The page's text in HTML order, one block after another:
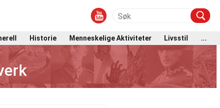
Historie Menneskelige Aktiviteter Livsstil ...